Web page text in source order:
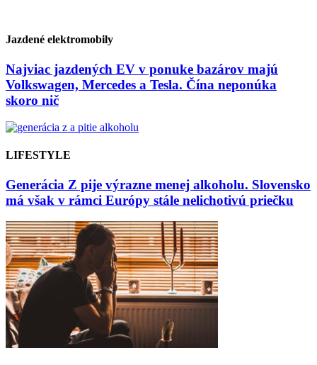
Jazdené elektromobily
Najviac jazdených EV v ponuke bazárov majú
Volkswagen, Mercedes a Tesla. Čína neponúka
skoro nič
LIFESTYLE
Generácia Z pije výrazne menej alkoholu. Slovensko
má však v rámci Európy stále nelichotivú priečku